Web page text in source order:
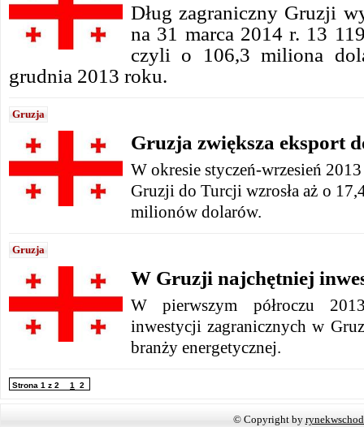
Dług zagraniczny Gruzji
na 31 marca 2014 r. 13
czyli o 106,3 miliona
grudnia 2013 roku.
Gruzja
Gruzja zwiększa eksport
W okresie styczeń-wrzesień
Gruzji do Turcji wzrosła aż o
milionów dolarów.
Gruzja
W Gruzji najchętniej
W pierwszym półroczu
inwestycji zagranicznych w
branży energetycznej.
Strona 1 z 2 1 2
© Copyright by